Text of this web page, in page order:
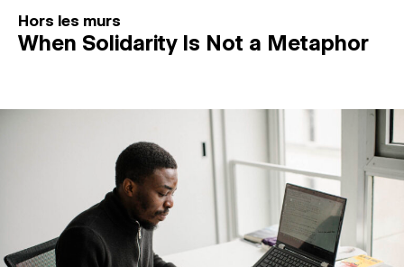
Hors les murs
When Solidarity Is Not a Metaphor